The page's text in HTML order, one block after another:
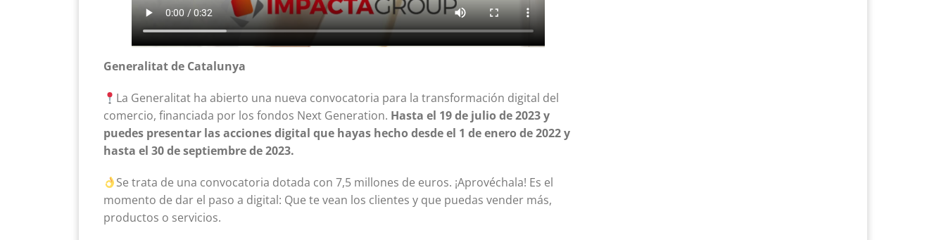
Generalitat de Catalunya
La Generalitat ha abierto una nueva convocatoria para la transformación digital del
comercio, financiada por los fondos Next Generation. Hasta el 19 de julio de 2023 y
puedes presentar las acciones digital que hayas hecho desde el 1 de enero de 2022 y
hasta el 30 de septiembre de 2023.
Se trata de una convocatoria dotada con 7,5 millones de euros. ¡Aprovéchala! Es el
momento de dar el paso a digital: Que te vean los clientes y que puedas vender más,
productos o servicios.